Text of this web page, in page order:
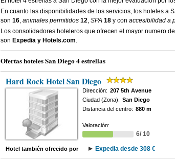
En cuanto las disponibilidades de los servicios, los hoteles a
son 16, animales permitidos 12, SPA 18y con accesibilidad a
Los consolidadores hoteleros que ofrecen el mayor numero
son Expedia y Hotels.com.
Ofertas hoteles San Diego 4 estrellas
Hard Rock Hotel San Diego
Dirección: 207 5th Avenue
Ciudad (Zona): San Diego
Distancia del centro: 880 m
Valoración:
6/ 10
Hotel también ofrecido por Expedia desde 308 €